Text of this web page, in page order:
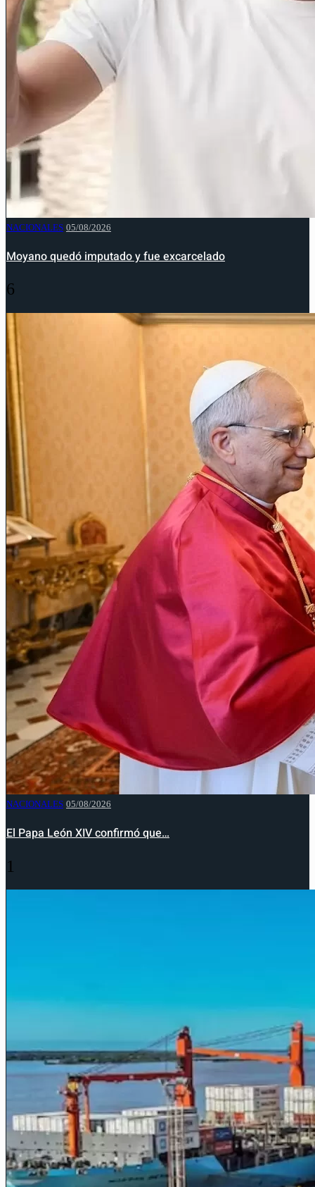
NACIONALES 05/08/2026
Moyano quedó imputado y fue excarcelado
6
NACIONALES 05/08/2026
El Papa León XIV confirmó que…
1